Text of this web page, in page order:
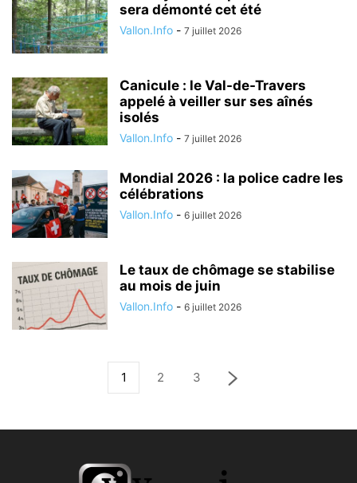
sera démonté cet été
Vallon.Info - 7 juillet 2026
Canicule : le Val-de-Travers
appelé à veiller sur ses aînés
isolés
Vallon.Info - 7 juillet 2026
Mondial 2026 : la police cadre les
célébrations
Vallon.Info - 6 juillet 2026
Le taux de chômage se stabilise
au mois de juin
Vallon.Info - 6 juillet 2026
1 2 3